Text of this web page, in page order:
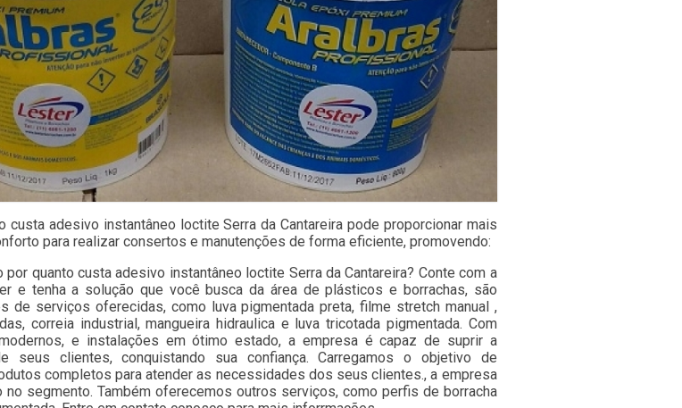
custa adesivo instantâneo loctite Serra da Cantareira pode proporcionar mais
para realizar consertos e manutenções de forma eficiente, promovendo:
por quanto custa adesivo instantâneo loctite Serra da Cantareira? Conte com a
e tenha a solução que você busca da área de plásticos e borrachas, são
de serviços oferecidas, como luva pigmentada preta, filme stretch manual ,
correia industrial, mangueira hidraulica e luva tricotada pigmentada. Com
e instalações em ótimo estado, a empresa é capaz de suprir a
seus clientes, conquistando sua confiança. Carregamos o objetivo de
completos para atender as necessidades dos seus clientes., a empresa
no segmento. Também oferecemos outros serviços, como perfis de borracha